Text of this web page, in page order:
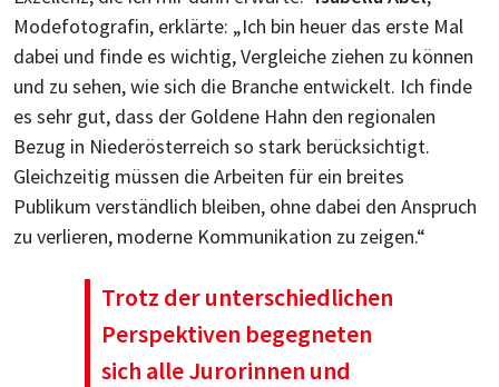
Modefotografin, erklärte: „Ich bin heuer das erste Mal
dabei und finde es wichtig, Vergleiche ziehen zu können
und zu sehen, wie sich die Branche entwickelt. Ich finde
es sehr gut, dass der Goldene Hahn den regionalen
Bezug in Niederösterreich so stark berücksichtigt.
Gleichzeitig müssen die Arbeiten für ein breites
Publikum verständlich bleiben, ohne dabei den Anspruch
zu verlieren, moderne Kommunikation zu zeigen.“
Trotz der unterschiedlichen
Perspektiven begegneten
sich alle Jurorinnen und